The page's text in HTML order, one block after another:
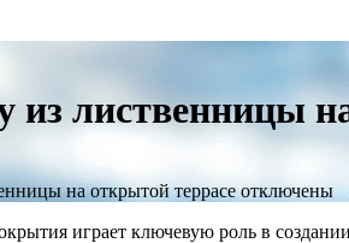
из лиственницы
на открытой террасеотключены
играет ключевую роль в